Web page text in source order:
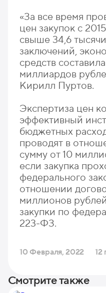
«За все время
цен закупок с
свыше 34,6
заключений,
средств
миллиардов
Кирилл Пуртов.
Экспертиза цен
эффективный
бюджетных
проводят в
сумму от 10
если закупка
федерального
отношении
миллионов
закупки по
223-ФЗ.
10 Февраля, 2022 12
Смотрите также